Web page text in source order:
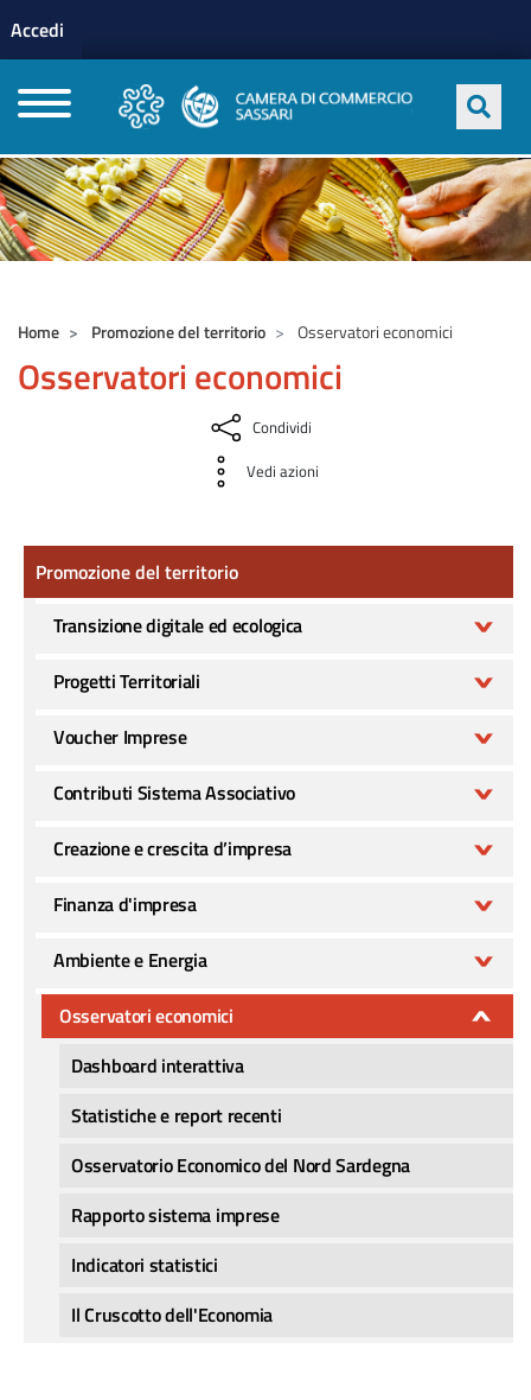
profilo utente
Accedi
Home Promozione del territorio Osservatori economici
Osservatori economici
Condividi
Vedi azioni
Promozione del territorio
Promozione del territorio
Transizione digitale ed ecologica
Progetti Territoriali
Voucher Imprese
Contributi Sistema Associativo
Creazione e crescita d’impresa
Finanza d'impresa
Ambiente e Energia
Osservatori economici
Dashboard interattiva
Statistiche e report recenti
Osservatorio Economico del Nord Sardegna
Rapporto sistema imprese
Indicatori statistici
Il Cruscotto dell'Economia